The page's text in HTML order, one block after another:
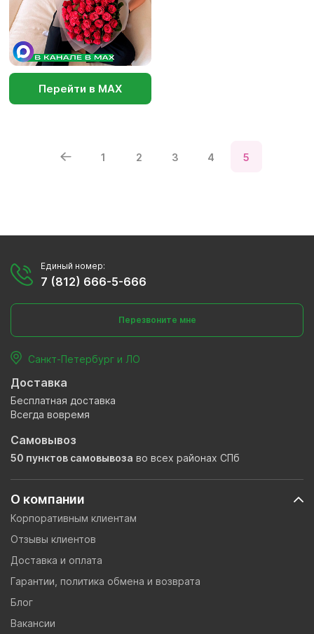
Перейти в МАХ
1 2 3 4 5
О компании
Корпоративным клиентам
Отзывы клиентов
Доставка и оплата
Гарантии, политика обмена и возврата
Блог
Вакансии
Единый номер:
7 (812) 666-5-666
Перезвоните мне
Санкт-Петербург и ЛО
Доставка
Бесплатная доставка
Всегда вовремя
Самовывоз
50 пунктов самовывоза во всех районах СПб